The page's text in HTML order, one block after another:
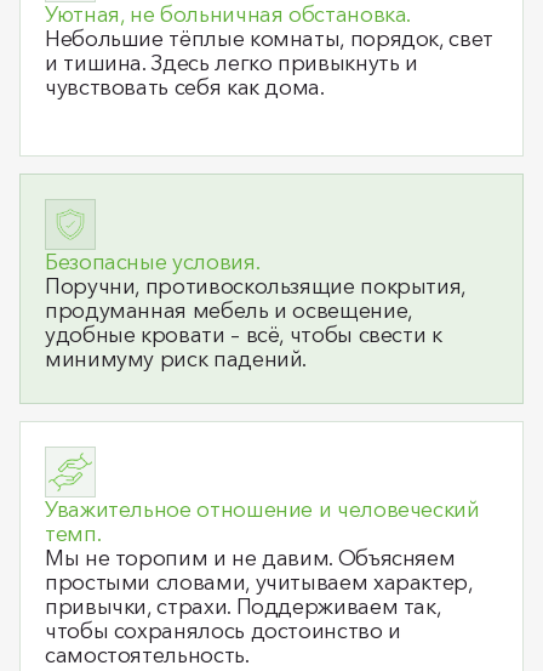
Уютная, не больничная обстановка.
Небольшие тёплые комнаты, порядок, свет
и тишина. Здесь легко привыкнуть и
чувствовать себя как дома.
Безопасные условия.
Поручни, противоскользящие покрытия,
продуманная мебель и освещение,
удобные кровати – всё, чтобы свести к
минимуму риск падений.
Уважительное отношение и человеческий
темп.
Мы не торопим и не давим. Объясняем
простыми словами, учитываем характер,
привычки, страхи. Поддерживаем так,
чтобы сохранялось достоинство и
самостоятельность.